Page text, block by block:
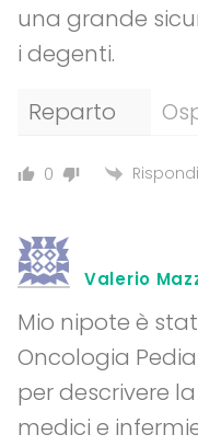
una grande
i degenti.
Reparto
0 Rispondi
Valerio
Mio nipote è
Oncologia
per descrivere
medici e